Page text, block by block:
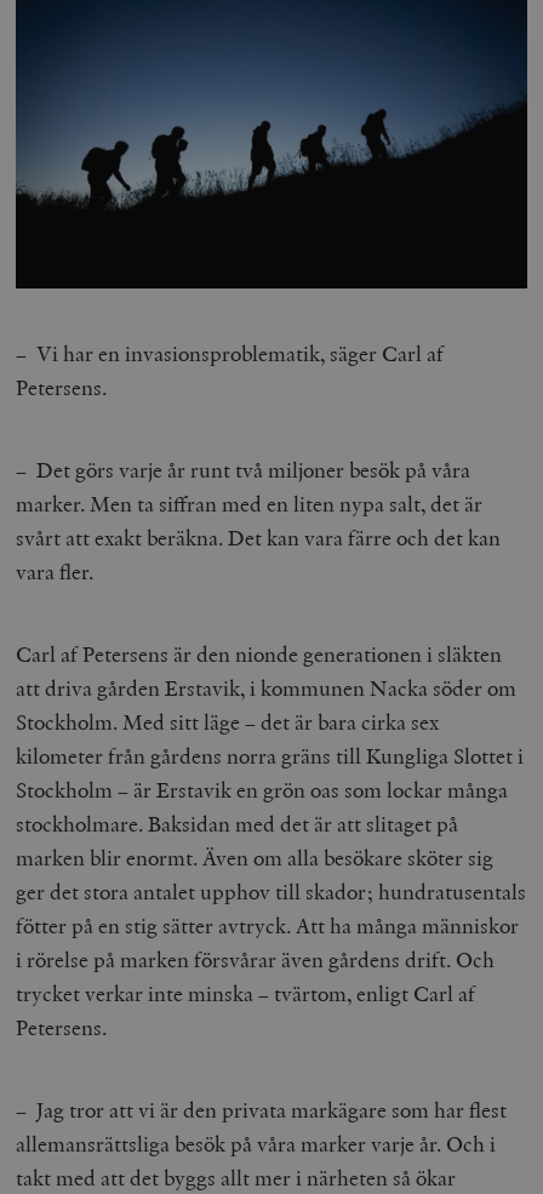
– Vi har en invasionsproblematik, säger Carl af
Petersens.
– Det görs varje år runt två miljoner besök på våra
marker. Men ta siffran med en liten nypa salt, det är
svårt att exakt beräkna. Det kan vara färre och det kan
vara fler.
Carl af Petersens är den nionde generationen i släkten
att driva gården Erstavik, i kommunen Nacka söder om
Stockholm. Med sitt läge – det är bara cirka sex
kilometer från gårdens norra gräns till Kungliga Slottet i
Stockholm – är Erstavik en grön oas som lockar många
stockholmare. Baksidan med det är att slitaget på
marken blir enormt. Även om alla besökare sköter sig
ger det stora antalet upphov till skador; hundratusentals
fötter på en stig sätter avtryck. Att ha många människor
i rörelse på marken försvårar även gårdens drift. Och
trycket verkar inte minska – tvärtom, enligt Carl af
Petersens.
– Jag tror att vi är den privata markägare som har flest
allemansrättsliga besök på våra marker varje år. Och i
takt med att det byggs allt mer i närheten så ökar